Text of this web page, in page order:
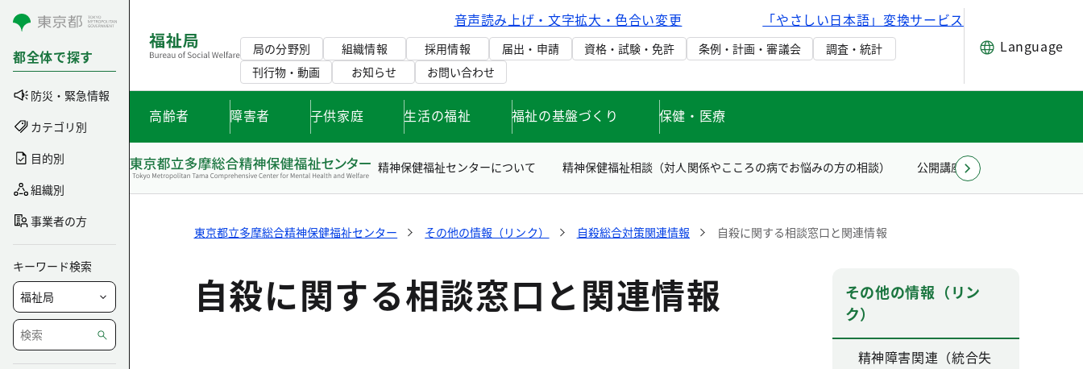
コンテンツにスキップ
都全体で探す
防災・緊急情報
カテゴリ別
目的別
組織別
事業者の方
キーワード検索
音声読み上げ・文字拡大・色合い変更 「やさしい日本語」変換サービス
局の分野別 組織情報 採用情報 届出・申請 資格・試験・免許 条例・計画・審議会
調査・統計
刊行物・動画
お知らせ お問い合わせ
Language
高齢者 障害者 子供家庭 生活の福祉 福祉の基盤づくり 保健・医療
精神保健福祉センターについて 精神保健福祉相談（対人関係やこころの病でお悩みの方の相談） 公開講座
東京都立多摩総合精神保健福祉センター その他の情報（リンク） 自殺総合対策関連情報 自殺に関する相談窓口と関連情報
自殺に関する相談窓口と関連情報
その他の情報（リン
ク）
精神障害関連（統合失